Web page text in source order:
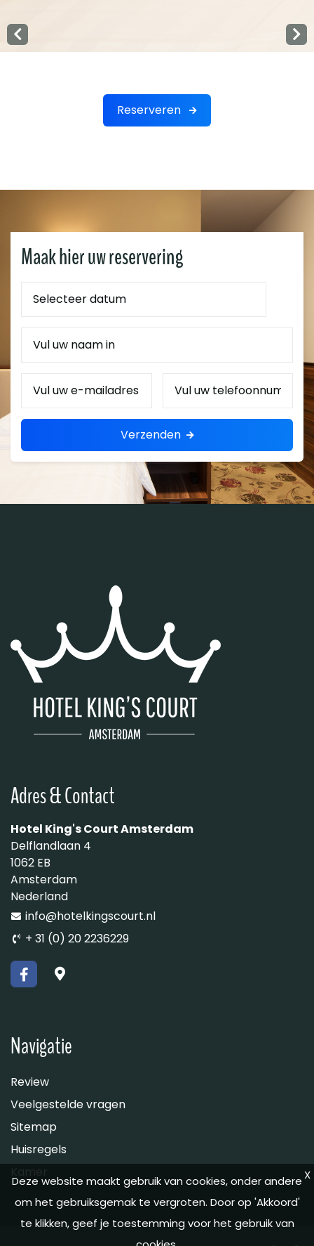
Reserveren
Maak hier uw reservering
Reservering
Naam
Telefoonnummer
Verzenden
Adres & Contact
Hotel King's Court Amsterdam
Delflandlaan 4
1062 EB
Amsterdam
Nederland
info@hotelkingscourt.nl
+ 31 (0) 20 2236229
Navigatie
Review
Veelgestelde vragen
Sitemap
Huisregels
Deze website maakt gebruik van cookies, onder andere
om het gebruiksgemak te vergroten. Door op 'Akkoord'
te klikken, geef je toestemming voor het gebruik van
X